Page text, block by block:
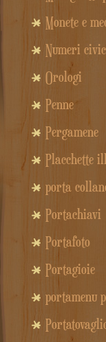
Monete e
Numeri
Orologi
Penne
Pergamene
Placchette
porta
Portachiavi
Portafoto
Portagioie
portamenu